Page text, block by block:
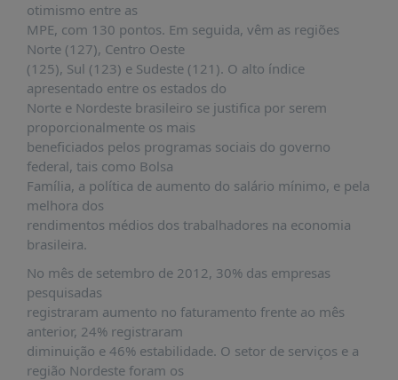
otimismo entre as
MPE, com 130 pontos. Em seguida, vêm as regiões
Norte (127), Centro Oeste
(125), Sul (123) e Sudeste (121). O alto índice
apresentado entre os estados do
Norte e Nordeste brasileiro se justifica por serem
proporcionalmente os mais
beneficiados pelos programas sociais do governo
federal, tais como Bolsa
Família, a política de aumento do salário mínimo, e pela
melhora dos
rendimentos médios dos trabalhadores na economia
brasileira.
No mês de setembro de 2012, 30% das empresas
pesquisadas
registraram aumento no faturamento frente ao mês
anterior, 24% registraram
diminuição e 46% estabilidade. O setor de serviços e a
região Nordeste foram os